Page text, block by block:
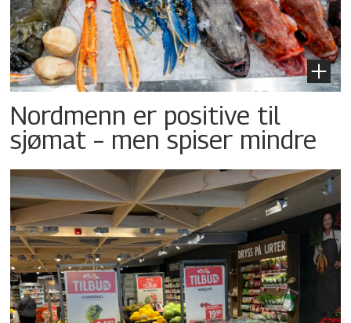
Nordmenn er positive til
sjømat – men spiser mindre